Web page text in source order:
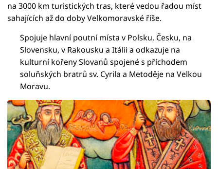
na 3000 km turistických tras, které vedou řadou míst
sahajících až do doby Velkomoravské říše.
Spojuje hlavní poutní místa v Polsku, Česku, na
Slovensku, v Rakousku a Itálii a odkazuje na
kulturní kořeny Slovanů spojené s příchodem
soluňských bratrů sv. Cyrila a Metoděje na Velkou
Moravu.